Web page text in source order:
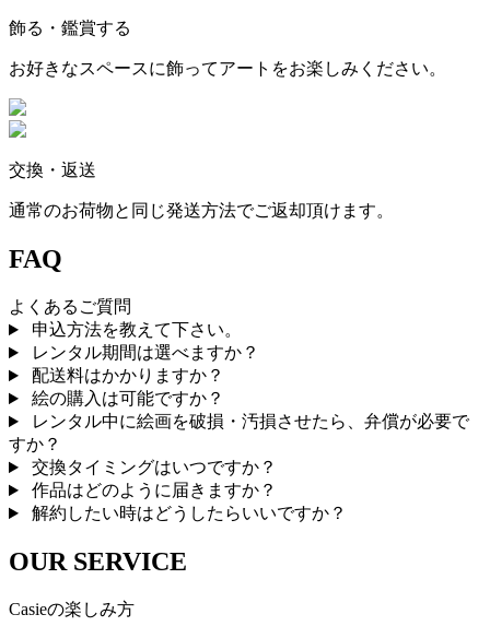
飾る・鑑賞する
お好きなスペースに飾ってアートをお楽しみください。
交換・返送
通常のお荷物と同じ発送方法でご返却頂けます。
FAQ
よくあるご質問
申込方法を教えて下さい。
レンタル期間は選べますか？
配送料はかかりますか？
絵の購入は可能ですか？
レンタル中に絵画を破損・汚損させたら、弁償が必要で
すか？
交換タイミングはいつですか？
作品はどのように届きますか？
解約したい時はどうしたらいいですか？
OUR SERVICE
Casieの楽しみ方